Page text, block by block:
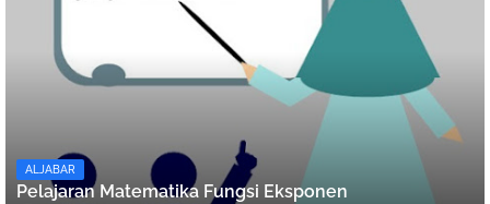
ALJABAR
Pelajaran Matematika Fungsi Eksponen